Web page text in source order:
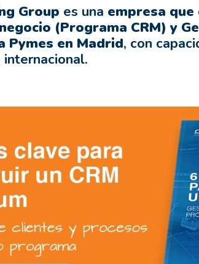
Group es una empresa
(Programa CRM) y
Pymes en Madrid, con